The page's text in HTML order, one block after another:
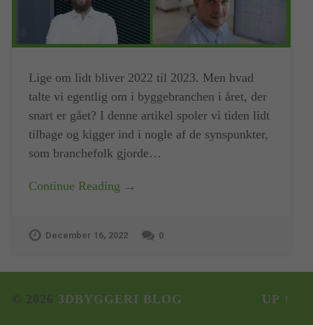
Lige om lidt bliver 2022 til 2023. Men hvad
talte vi egentlig om i byggebranchen i året, der
snart er gået? I denne artikel spoler vi tiden lidt
tilbage og kigger ind i nogle af de synspunkter,
som branchefolk gjorde…
Continue Reading →
December 16, 2022 0
© 2026 3DBYGGERI BLOG UP ↑